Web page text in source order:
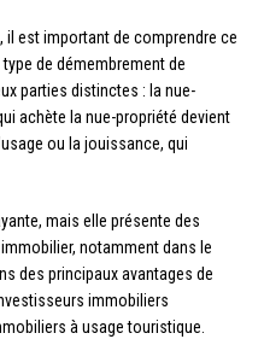
il est important de comprendre ce
type de démembrement de
parties distinctes : la nue-
achète la nue-propriété devient
ou la jouissance, qui
mais elle présente des
notamment dans le
des principaux avantages de
immobiliers
à usage touristique.